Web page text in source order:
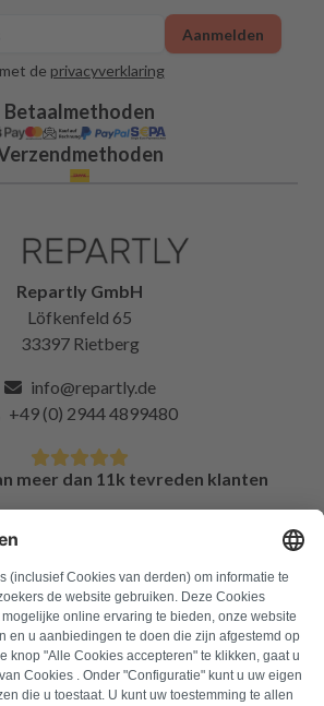
de privacyverklaring
Aanmelden
Betaalmethoden
Repartly GmbH
Löfkenfeld 65
33397 Rietberg
info@repartly.de
+49 (0) 2944 4899480
meer dan 11k tevreden klanten
FAQ
Alle foutcodes
Over ons